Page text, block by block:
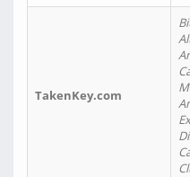
TakenKey.com